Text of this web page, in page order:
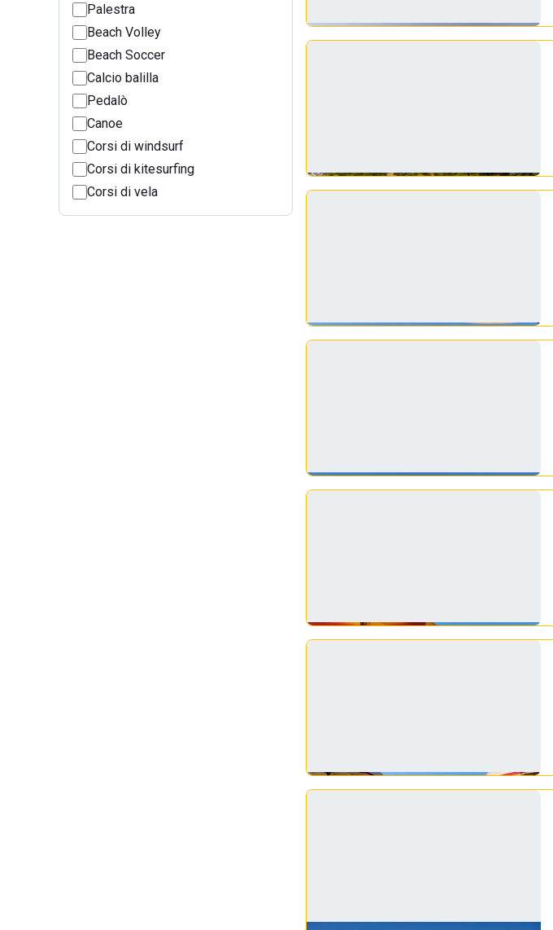
Palestra
Beach Volley
Beach Soccer
Calcio balilla
Pedalò
Canoe
Corsi di windsurf
Corsi di kitesurfing
Corsi di vela